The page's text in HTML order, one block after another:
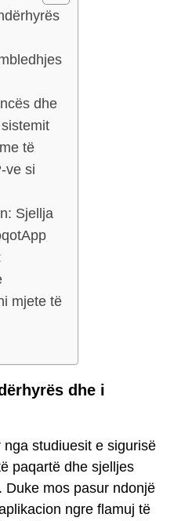
dhe
të
ve si
Sjellja
mjete të
dhe i
studiuesit e sigurisë
paqartë dhe sjelljes
Duke mos pasur ndonjë
ngre flamuj të